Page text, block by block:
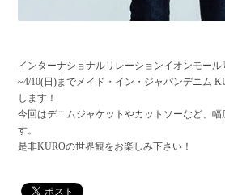
インターナショナルリレーションイオンモール
~4/10(日)までメイド・イン・ジャパンデニム
します！
今回はデニムジャケットやカットソーなど、幅
す。
是非KUROの世界観をお楽しみ下さい！